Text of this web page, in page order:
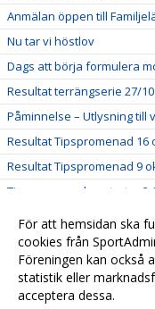
Anmälan öppen till
Nu tar vi höstlov
Dags att börja formulera
Resultat terrängserie 27/10
Påminnelse – Utlysning till
Resultat Tipspromenad 16
Resultat Tipspromenad 9
Tipspromenaden startar 2
Snart startar höstsäsongen!
Träningstävling 21 juni
Leverans av beställda
För att hemsidan ska
cookies från
Föreningen kan också
statistik eller
acceptera dessa.